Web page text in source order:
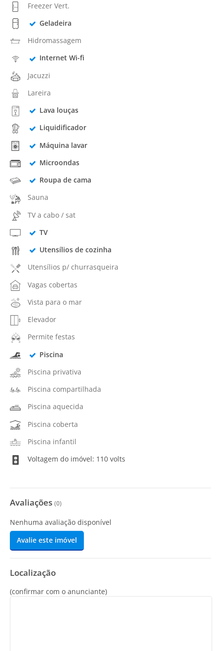
Freezer Vert.
Geladeira
Hidromassagem
Internet Wi-fi
Jacuzzi
Lareira
Lava louças
Liquidificador
Máquina lavar
Microondas
Roupa de cama
Sauna
TV a cabo / sat
TV
Utensílios de cozinha
Utensílios p/ churrasqueira
Vagas cobertas
Vista para o mar
Elevador
Permite festas
Piscina
Piscina privativa
Piscina compartilhada
Piscina aquecida
Piscina coberta
Piscina infantil
Voltagem do imóvel: 110 volts
Avaliações (0)
Nenhuma avaliação disponível
Avalie este imóvel
Localização
(confirmar com o anunciante)